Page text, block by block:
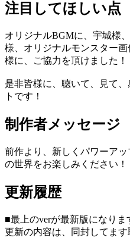
注目してほしい点
オリジナルBGMに、宇城様
様、オリジナルモンスター
様に、ご協力を頂けました！
是非皆様に、聴いて、見て
トです！
制作者メッセージ
前作より、新しくパワーア
の世界をお楽しみください！
更新履歴
■最上のverが最新版になりま
更新の内容は、同封してま